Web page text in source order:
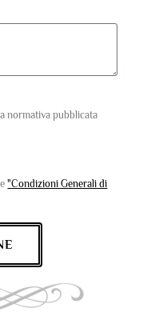
normativa pubblicata
"Condizioni Generali di